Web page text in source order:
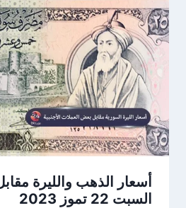
أسعار الذهب والليرة
السبت 22 تموز 2023